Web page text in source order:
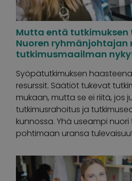
Mutta entä tutkimuksen
Nuoren
tutkimusmaailman
Syöpätutkimuksen
resurssit. Säätiöt tukevat
mukaan, mutta se ei riitä, jos
tutkimusrahoitus ja
kunnossa. Yhä useampi
pohtimaan uransa